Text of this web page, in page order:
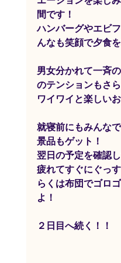
間です！
ハンバーグやエビ
んなも笑顔で夕食
男女分かれて一斉
のテンションもさら
ワイワイと楽しい
就寝前にもみんな
景品もゲット！
翌日の予定を確認
疲れてすぐにぐっ
らくは布団でゴロ
よ！
２日目へ続く！！